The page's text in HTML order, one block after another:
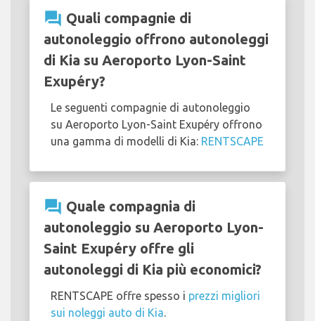
question_answer Quali compagnie di
autonoleggio offrono autonoleggi
di Kia su Aeroporto Lyon-Saint
Exupéry?
Le seguenti compagnie di autonoleggio
su Aeroporto Lyon-Saint Exupéry offrono
una gamma di modelli di Kia: RENTSCAPE
question_answer Quale compagnia di
autonoleggio su Aeroporto Lyon-
Saint Exupéry offre gli
autonoleggi di Kia più economici?
RENTSCAPE offre spesso i prezzi migliori
sui noleggi auto di Kia